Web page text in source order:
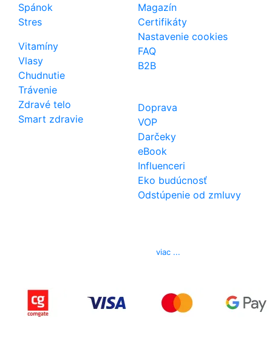
Spánok
Stres
Vitamíny
Vlasy
Chudnutie
Trávenie
Zdravé telo
Smart zdravie
Magazín
Certifikáty
Nastavenie cookies
FAQ
B2B
Doprava
VOP
Darčeky
eBook
Influenceri
Eko budúcnosť
Odstúpenie od zmluvy
viac ...